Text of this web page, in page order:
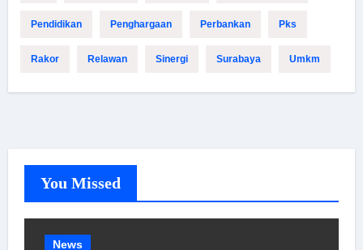
Pendidikan Penghargaan Perbankan Pks
Rakor Relawan Sinergi Surabaya Umkm
You Missed
News